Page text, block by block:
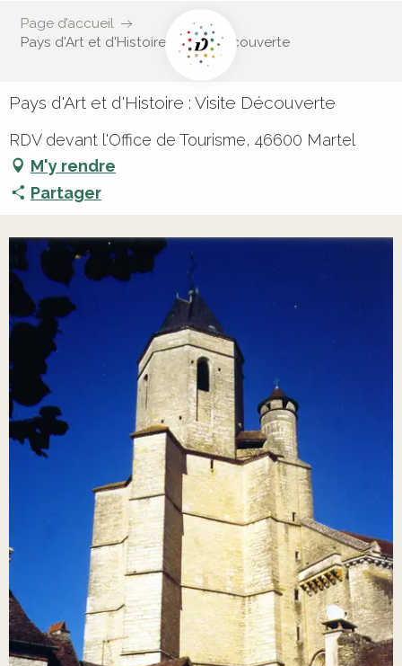
Page d’accueil
Pays d'Art et d'Histoire : Visite Découverte
Pays d'Art et d'Histoire : Visite Découverte
RDV devant l'Office de Tourisme, 46600 Martel
M'y rendre
Partager